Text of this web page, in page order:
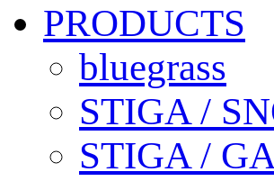
PRODUCTS
bluegrass
STIGA /
STIGA /